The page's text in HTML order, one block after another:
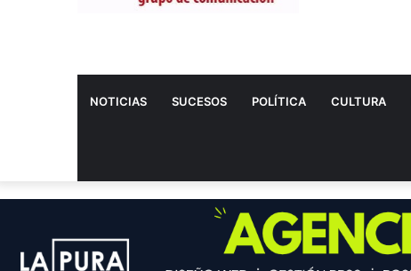
NOTICIAS SUCESOS POLÍTICA CULTURA